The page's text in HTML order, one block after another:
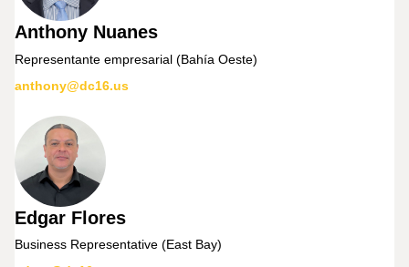
Anthony Nuanes
Representante empresarial (Bahía Oeste)
anthony@dc16.us
Edgar Flores
Business Representative (East Bay)